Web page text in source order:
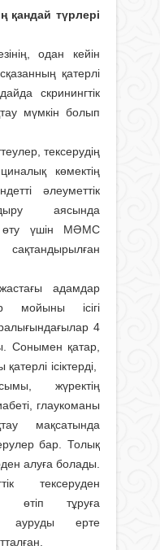
қандай түрлері
одан кейін
қатерлі
скринингтік
мүмкін болып
тексерудің
көмектің
әлеуметтік
аясында
өту үшін МӘМС
адамдар
мойыны ісігі
4
Сонымен қатар,
ісіктерді,
жүректің
глаукоманы
мақсатында
бар. Толық
алуға болады.
тексеруден
өтіп тұруға
ауруды ерте